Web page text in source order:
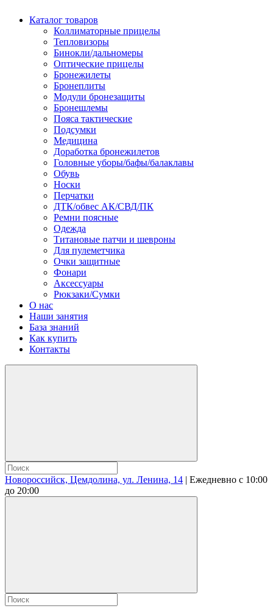
Каталог товаров
Коллиматорные прицелы
Тепловизоры
Бинокли/дальномеры
Оптические прицелы
Бронежилеты
Бронеплиты
Модули бронезащиты
Бронешлемы
Пояса тактические
Подсумки
Медицина
Доработка бронежилетов
Головные уборы/бафы/балаклавы
Обувь
Носки
Перчатки
ДТК/обвес АК/СВД/ПК
Ремни поясные
Одежда
Титановые патчи и шевроны
Для пулеметчика
Очки защитные
Фонари
Аксессуары
Рюкзаки/Сумки
О нас
Наши занятия
База знаний
Как купить
Контакты
Новороссийск, Цемдолина, ул. Ленина, 14 | Ежедневно с 10:00
до 20:00